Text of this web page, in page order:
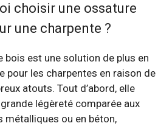
choisir une ossature
une charpente ?
bois est une solution de plus en
pour les charpentes en raison de
atouts. Tout d’abord, elle
légèreté comparée aux
métalliques ou en béton,